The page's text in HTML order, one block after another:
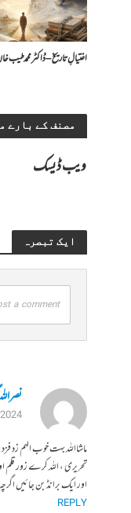
اغتیالِ تاریخ – ڈاکٹر محمد طیب
مصنف کے بارے
ویب ڈیسک
ایک تبصرہ
a comment
07/17/
ماشااللہ بہت خوب الہم زد
تحریری ، اللہ کرے زور قلم
اور ایک برانڈ بن جائیں
REPLY